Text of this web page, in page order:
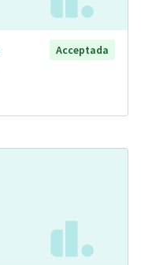
Acceptada